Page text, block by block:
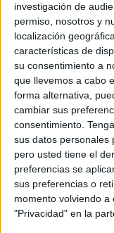
investigación de
permiso, nosotros y
localización
características de
su consentimiento a
que llevemos a cabo
forma alternativa,
cambiar sus
consentimiento.
sus datos personales
pero usted tiene el
preferencias se
sus preferencias o
momento volviendo a
"Privacidad" en la